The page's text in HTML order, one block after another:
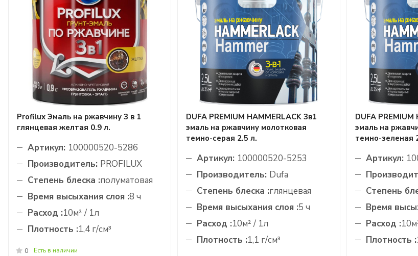
Profilux Эмаль на ржавчину 3 в 1
глянцевая желтая 0.9 л.
Артикул: 100000520-5286
Производитель: PROFILUX
Степень блеска :полуматовая
Время высыхания слоя :8 ч
Расход :10м² / 1л
Плотность :1,4 г/см³
0 Есть в наличии
DUFA PREMIUM HAMMERLACK 3в1
эмаль на ржавчину молотковая
темно-серая 2.5 л.
Артикул: 100000520-5253
Производитель: Dufa
Степень блеска :глянцевая
Время высыхания слоя :5 ч
Расход :10м² / 1л
Плотность :1,1 г/см³
DUFA PREMIUM
эмаль на
темно-зеленая
Артикул:
Степень
Время
Расход :
Плотность :